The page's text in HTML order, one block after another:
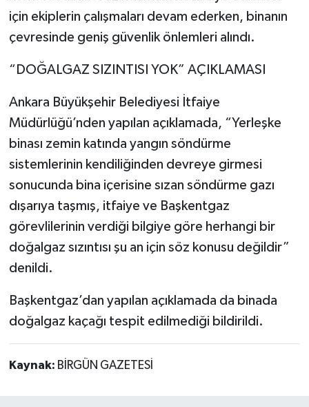
için ekiplerin çalışmaları devam ederken, binanın
çevresinde geniş güvenlik önlemleri alındı.
“DOĞALGAZ SIZINTISI YOK” AÇIKLAMASI
Ankara Büyükşehir Belediyesi İtfaiye
Müdürlüğü’nden yapılan açıklamada, “Yerleşke
binası zemin katında yangın söndürme
sistemlerinin kendiliğinden devreye girmesi
sonucunda bina içerisine sızan söndürme gazı
dışarıya taşmış, itfaiye ve Başkentgaz
görevlilerinin verdiği bilgiye göre herhangi bir
doğalgaz sızıntısı şu an için söz konusu değildir”
denildi.
Başkentgaz’dan yapılan açıklamada da binada
doğalgaz kaçağı tespit edilmediği bildirildi.
Kaynak: BİRGÜN GAZETESİ